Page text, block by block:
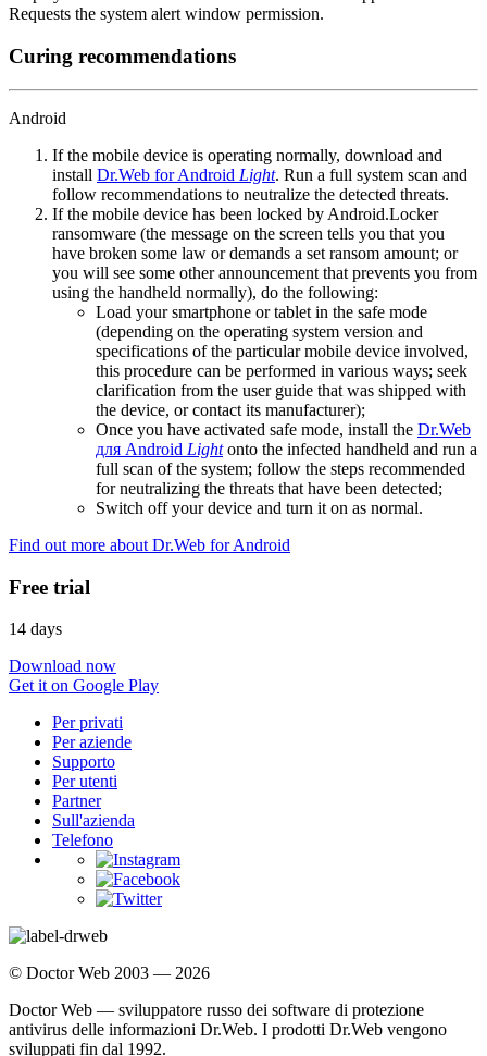
Requests the system alert window permission.
Curing recommendations
Android
If the mobile device is operating normally, download and
install Dr.Web for Android Light. Run a full system scan and
follow recommendations to neutralize the detected threats.
If the mobile device has been locked by Android.Locker
ransomware (the message on the screen tells you that you
have broken some law or demands a set ransom amount; or
you will see some other announcement that prevents you from
using the handheld normally), do the following:
Load your smartphone or tablet in the safe mode
(depending on the operating system version and
specifications of the particular mobile device involved,
this procedure can be performed in various ways; seek
clarification from the user guide that was shipped with
the device, or contact its manufacturer);
Once you have activated safe mode, install the Dr.Web
для Android Lightonto the infected handheld and run a
full scan of the system; follow the steps recommended
for neutralizing the threats that have been detected;
Switch off your device and turn it on as normal.
Find out more about Dr.Web for Android
Free trial
14 days
Download now
Get it on Google Play
Per privati
Per aziende
Supporto
Per utenti
Partner
Sull'azienda
Telefono
© Doctor Web 2003 — 2026
Doctor Web — sviluppatore russo dei software di protezione
antivirus delle informazioni Dr.Web. I prodotti Dr.Web vengono
sviluppati fin dal 1992.